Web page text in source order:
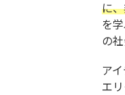
に
を
の
ア
エ